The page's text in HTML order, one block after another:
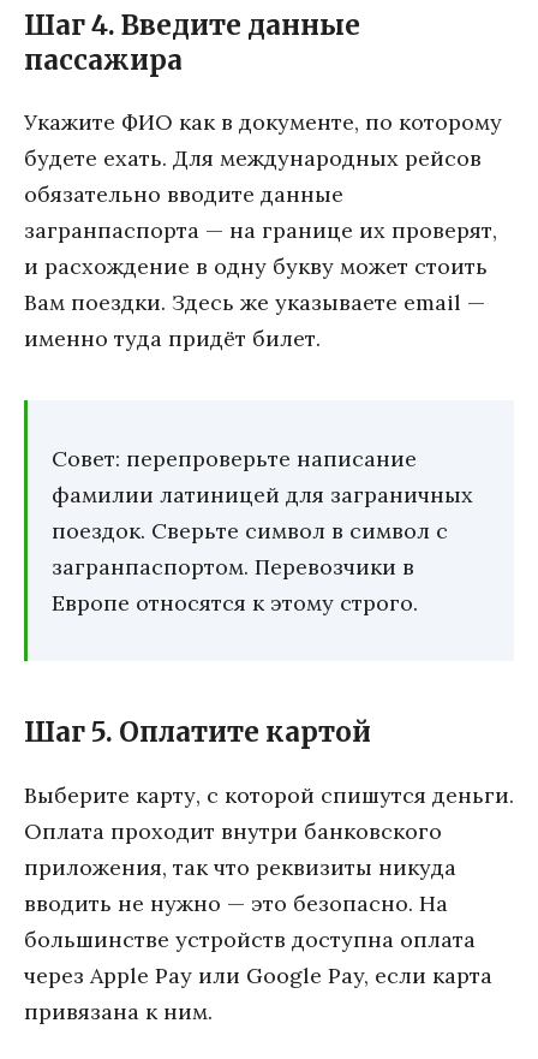
Шаг 4. Введите данные
пассажира
Укажите ФИО как в документе, по которому
будете ехать. Для международных рейсов
обязательно вводите данные
загранпаспорта — на границе их проверят,
и расхождение в одну букву может стоить
Вам поездки. Здесь же указываете email —
именно туда придёт билет.
Совет: перепроверьте написание
фамилии латиницей для заграничных
поездок. Сверьте символ в символ с
загранпаспортом. Перевозчики в
Европе относятся к этому строго.
Шаг 5. Оплатите картой
Выберите карту, с которой спишутся деньги.
Оплата проходит внутри банковского
приложения, так что реквизиты никуда
вводить не нужно — это безопасно. На
большинстве устройств доступна оплата
через Apple Pay или Google Pay, если карта
привязана к ним.